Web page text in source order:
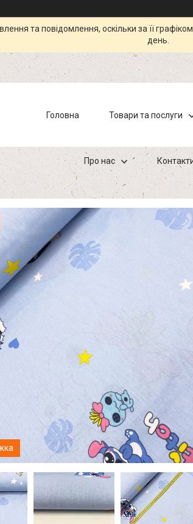
та повідомлення, оскільки за її
день.
Головна Товари та послуги
Про нас